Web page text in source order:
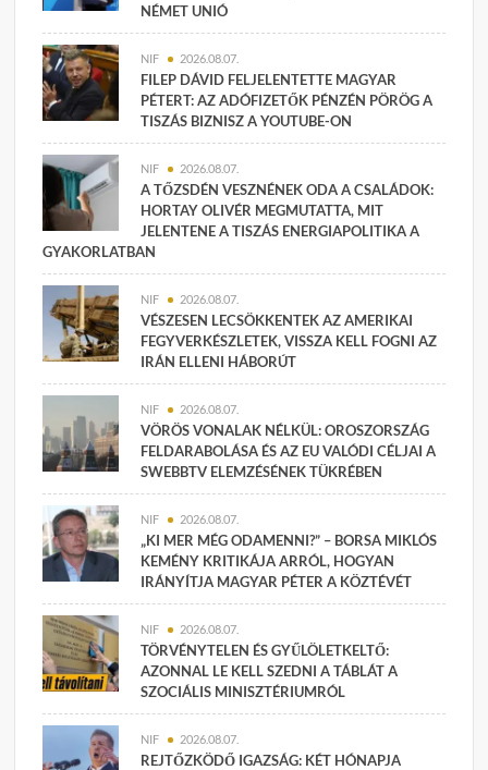
NÉMET UNIÓ
NIF 2026.08.07.
FILEP DÁVID FELJELENTETTE MAGYAR
PÉTERT: AZ ADÓFIZETŐK PÉNZÉN PÖRÖG A
TISZÁS BIZNISZ A YOUTUBE-ON
NIF 2026.08.07.
A TŐZSDÉN VESZNÉNEK ODA A CSALÁDOK:
HORTAY OLIVÉR MEGMUTATTA, MIT
JELENTENE A TISZÁS ENERGIAPOLITIKA A
GYAKORLATBAN
NIF 2026.08.07.
VÉSZESEN LECSÖKKENTEK AZ AMERIKAI
FEGYVERKÉSZLETEK, VISSZA KELL FOGNI AZ
IRÁN ELLENI HÁBORÚT
NIF 2026.08.07.
VÖRÖS VONALAK NÉLKÜL: OROSZORSZÁG
FELDARABOLÁSA ÉS AZ EU VALÓDI CÉLJAI A
SWEBBTV ELEMZÉSÉNEK TÜKRÉBEN
NIF 2026.08.07.
„KI MER MÉG ODAMENNI?” – BORSA MIKLÓS
KEMÉNY KRITIKÁJA ARRÓL, HOGYAN
IRÁNYÍTJA MAGYAR PÉTER A KÖZTÉVÉT
NIF 2026.08.07.
TÖRVÉNYTELEN ÉS GYŰLÖLETKELTŐ:
AZONNAL LE KELL SZEDNI A TÁBLÁT A
SZOCIÁLIS MINISZTÉRIUMRÓL
NIF 2026.08.07.
REJTŐZKÖDŐ IGAZSÁG: KÉT HÓNAPJA